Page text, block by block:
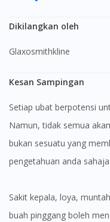
Dikilangkan oleh
Glaxosmithkline
Kesan Sampingan
Setiap ubat berpotensi
Namun, tidak semua
bukan sesuatu yang
pengetahuan anda sahaja.
Sakit kepala, loya, muntah, keliru, pesakit dengan kemerosotan
buah pinggang boleh